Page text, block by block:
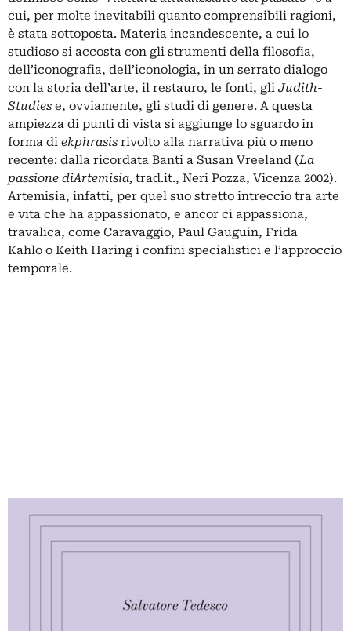
cui, per molte inevitabili quanto comprensibili ragioni,
è stata sottoposta. Materia incandescente, a cui lo
studioso si accosta con gli strumenti della filosofia,
dell’iconografia, dell’iconologia, in un serrato dialogo
con la storia dell’arte, il restauro, le fonti, gli Judith-
Studies e, ovviamente, gli studi di genere. A questa
ampiezza di punti di vista si aggiunge lo sguardo in
forma di ekphrasis rivolto alla narrativa più o meno
recente: dalla ricordata Banti a Susan Vreeland (La
passione diArtemisia, trad.it., Neri Pozza, Vicenza 2002).
Artemisia, infatti, per quel suo stretto intreccio tra arte
e vita che ha appassionato, e ancor ci appassiona,
travalica, come Caravaggio, Paul Gauguin, Frida
Kahlo o Keith Haring i confini specialistici e l’approccio
temporale.